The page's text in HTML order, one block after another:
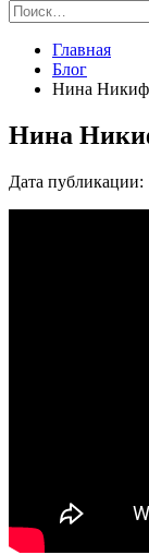
Главная
Блог
Нина
Нина
Дата публикации: